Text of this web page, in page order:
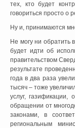
тех, кто будет
говориться просто о
Ну и, принимаются
Не могу ни обратить
будет идти об
правительством
результате
года в два раза
тысяч – тоже
услуг,
обращении от
законами, в
региональным